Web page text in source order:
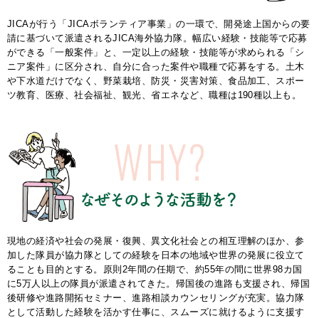
2026年5月号「“大好き”に出会いに。韓国」
2026年4月号「未来をつくる、学びの教科書。」
2026年3月号「スイーツ予想図 2026」
2026年1月号「猫がいれば、幸せ」
2025年12月号「お酒の新常識。」
FOLLOW US!
JICAが行う「JICAボランティア事業」の一環で、開発途上国からの要
請に基づいて派遣されるJICA海外協力隊。幅広い経験・技能等で応募
ができる「一般案件」と、一定以上の経験・技能等が求められる「シ
ニア案件」に区分され、自分に合った案件や職種で応募をする。土木
や下水道だけでなく、野菜栽培、防災・災害対策、食品加工、スポー
ツ教育、医療、社会福祉、観光、省エネなど、職種は190種以上も。
現地の経済や社会の発展・復興、異文化社会との相互理解のほか、参
加した隊員が協力隊としての経験を日本の地域や世界の発展に役立て
ることも目的とする。原則2年間の任期で、約55年の間に世界98カ国
に5万人以上の隊員が派遣されてきた。帰国後の進路も支援され、帰国
後研修や進路開拓セミナー、進路相談カウンセリングが充実。協力隊
として活動した経験を活かす仕事に、スムーズに就けるように支援す